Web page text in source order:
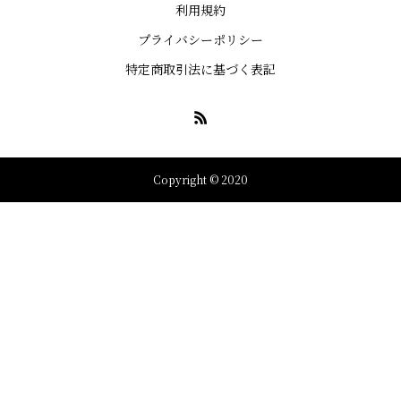
利用規約
プライバシーポリシー
特定商取引法に基づく表記
Copyright © 2020